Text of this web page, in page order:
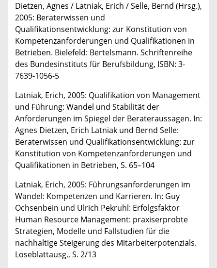
Dietzen, Agnes / Latniak, Erich / Selle, Bernd (Hrsg.),
2005: Beraterwissen und
Qualifikationsentwicklung: zur Konstitution von
Kompetenzanforderungen und Qualifikationen in
Betrieben. Bielefeld: Bertelsmann. Schriftenreihe
des Bundesinstituts für Berufsbildung, ISBN: 3-
7639-1056-5
Latniak, Erich, 2005: Qualifikation von Management
und Führung: Wandel und Stabilität der
Anforderungen im Spiegel der Berateraussagen. In:
Agnes Dietzen, Erich Latniak und Bernd Selle:
Beraterwissen und Qualifikationsentwicklung: zur
Konstitution von Kompetenzanforderungen und
Qualifikationen in Betrieben, S. 65–104
Latniak, Erich, 2005: Führungsanforderungen im
Wandel: Kompetenzen und Karrieren. In: Guy
Ochsenbein und Ulrich Pekruhl: Erfolgsfaktor
Human Resource Management: praxiserprobte
Strategien, Modelle und Fallstudien für die
nachhaltige Steigerung des Mitarbeiterpotenzials.
Loseblattausg., S. 2/13